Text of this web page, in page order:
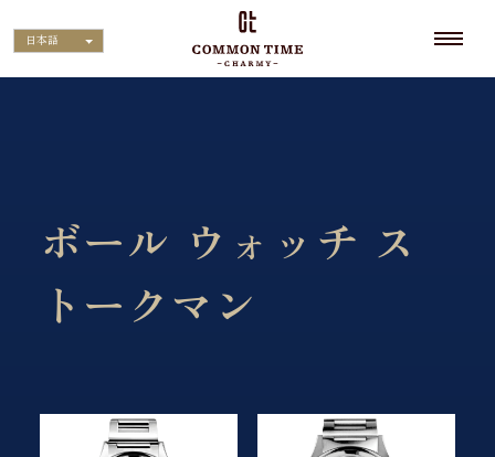
日本語
ボール ウォッチ ス
トークマン